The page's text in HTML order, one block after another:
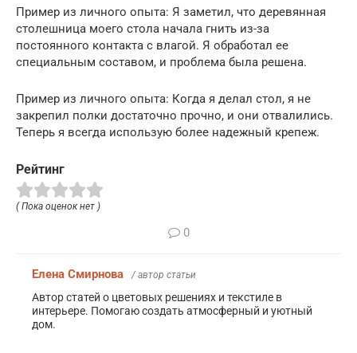
Пример из личного опыта: Я заметил, что деревянная
столешница моего стола начала гнить из-за
постоянного контакта с влагой. Я обработал ее
специальным составом, и проблема была решена.
Пример из личного опыта: Когда я делал стол, я не
закрепил полки достаточно прочно, и они отвалились.
Теперь я всегда использую более надежный крепеж.
Рейтинг
( Пока оценок нет )
0
Елена Смирнова / автор статьи
Автор статей о цветовых решениях и текстиле в
интерьере. Помогаю создать атмосферный и уютный
дом.